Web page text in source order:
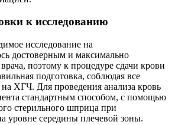
к исследованию
исследование на
достоверным и максимально
поэтому к процедуре сдачи крови
подготовка, соблюдая все
ХГЧ. Для проведения анализа кровь
стандартным способом, с помощью
стерильного шприца при
уровне середины плечевой зоны.